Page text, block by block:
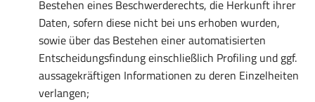
Bestehen eines Beschwerderechts, die Herkunft ihrer
Daten, sofern diese nicht bei uns erhoben wurden,
sowie über das Bestehen einer automatisierten
Entscheidungsfindung einschließlich Profiling und ggf.
aussagekräftigen Informationen zu deren Einzelheiten
verlangen;